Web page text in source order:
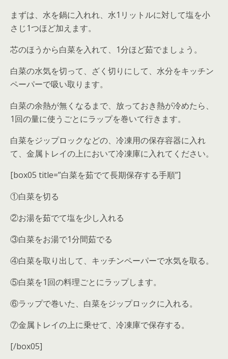
まずは、水を鍋に入れれ、水1リットルに対して塩を小
さじ1つほど加えます。
芯のほうから白菜を入れて、1分ほど茹でましょう。
白菜の水気を切って、ざく切りにして、水分をキッチン
ペーパーで吸い取ります。
白菜の余熱が無くなるまで、放っておき熱が冷めたら、
1回の量に使うごとにラップを巻いて行きます。
白菜をジップロックなどの、冷凍用の保存容器に入れ
て、金属トレイの上において冷凍庫に入れてください。
[box05 title=”白菜を茹でて長期保存する手順”]
①白菜を切る
②お湯を茹でて塩を少し入れる
③白菜をお湯で1分間茹でる
④白菜を取り出して、キッチンペーパーで水気を取る。
⑤白菜を1回の料理ごとにラップします。
⑥ラップで巻いた、白菜をジップロックに入れる。
⑦金属トレイの上に乗せて、冷凍庫で保存する。
[/box05]